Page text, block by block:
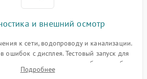
и внешний осмотр
к сети, водопроводу и канализации.
ошибок с дисплея. Тестовый запуск для
шумов, протечек или сбоев в работе
модуля управления.
Подробнее